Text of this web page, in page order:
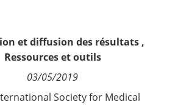
et diffusion des résultats,
Ressources et outils
03/05/2019
Society for Medical